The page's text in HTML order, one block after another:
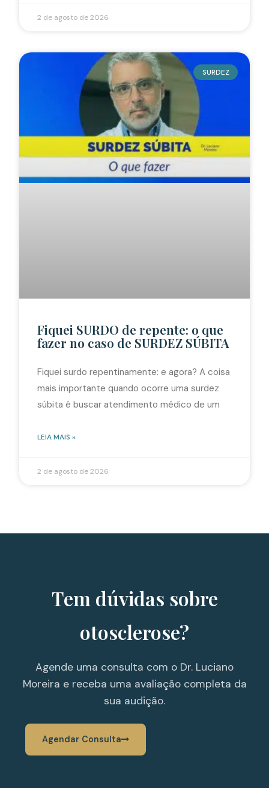
2 de agosto de 2026
SURDEZ
Fiquei SURDO de repente: o que
fazer no caso de SURDEZ SÚBITA
Fiquei surdo repentinamente: e agora? A coisa
mais importante quando ocorre uma surdez
súbita é buscar atendimento médico de um
LEIA MAIS »
2 de agosto de 2026
Tem dúvidas sobre
otosclerose?
Agende uma consulta com o Dr. Luciano
Moreira e receba uma avaliação completa da
sua audição.
Agendar Consulta